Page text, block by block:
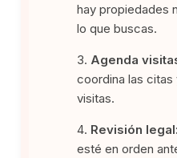
hay propiedades
lo que buscas.
Agenda
coordina las citas
visitas.
Revisión legal:
esté en orden